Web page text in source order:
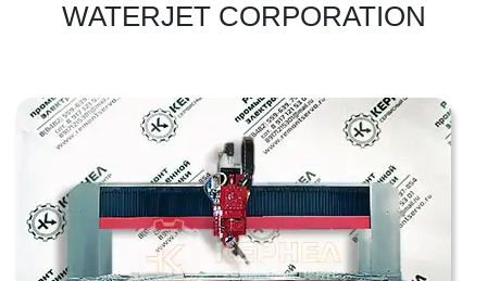
WATERJET CORPORATION